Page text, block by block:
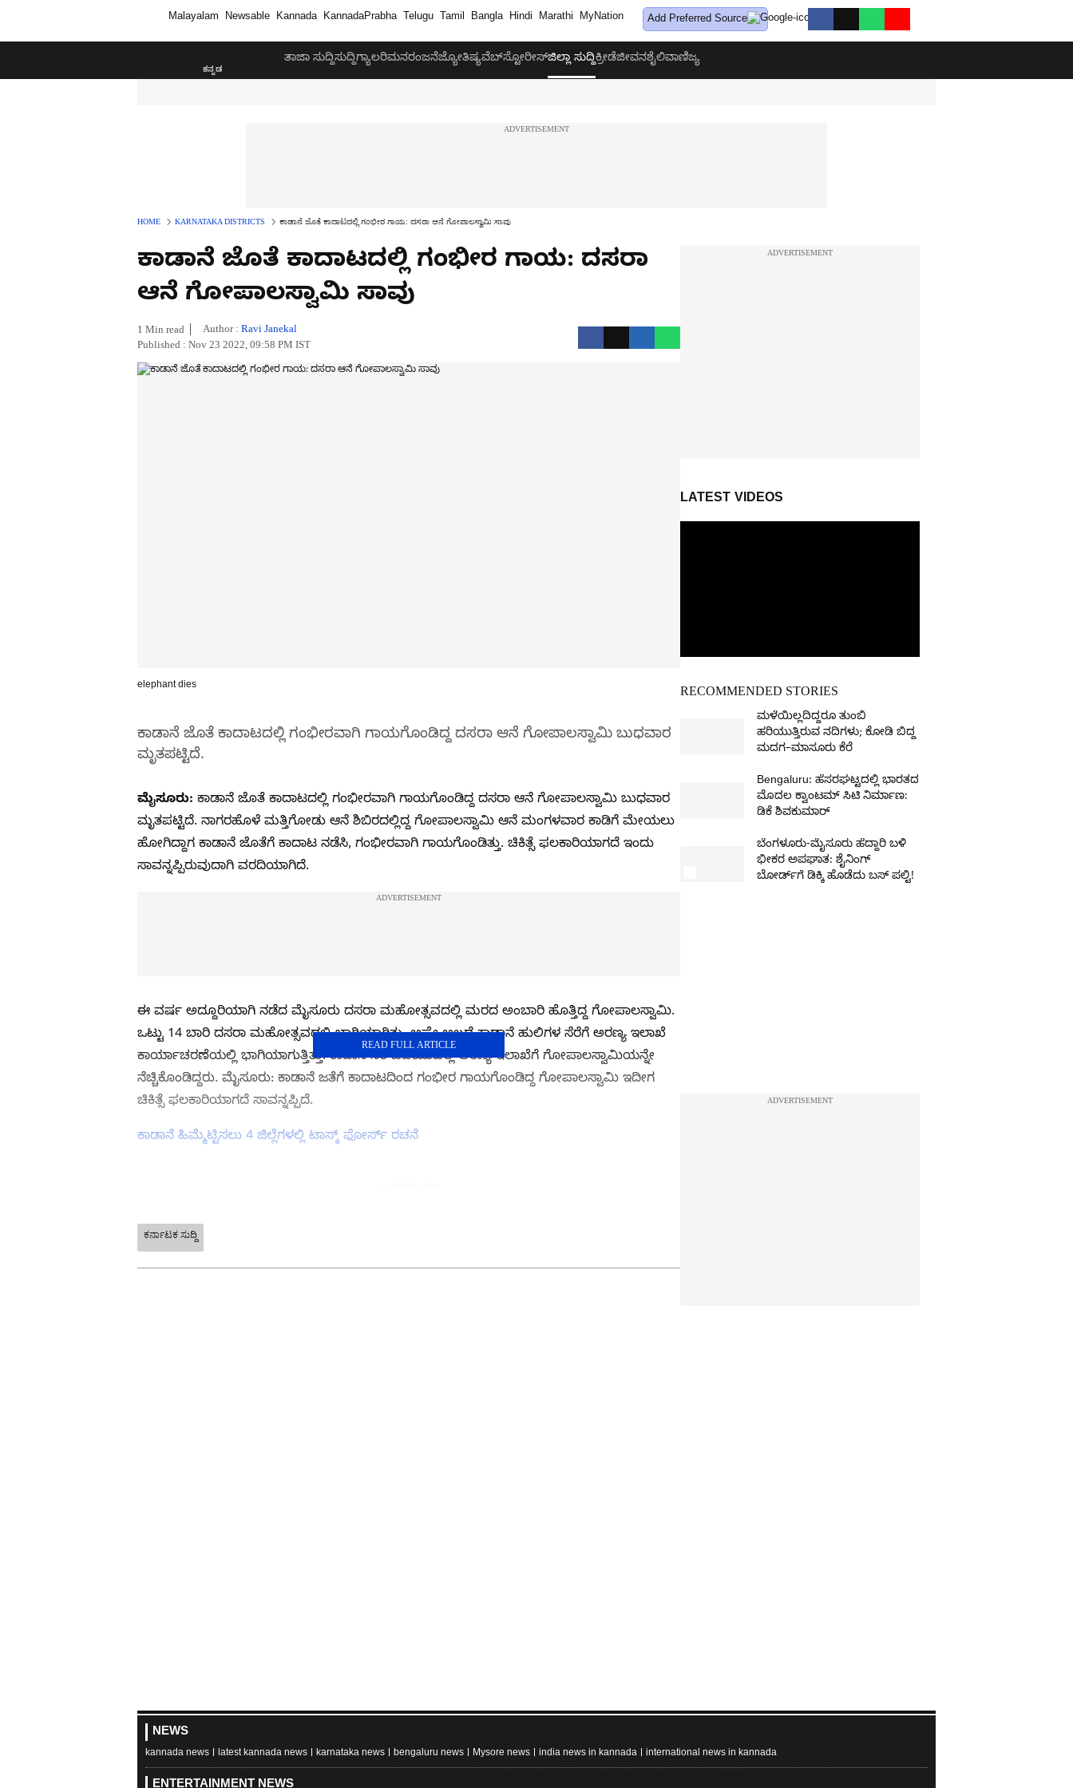
Malayalam Newsable Kannada KannadaPrabha Telugu Tamil Bangla Hindi Marathi MyNation Add Preferred Source
ತಾಜಾ ಸುದ್ದಿಸುದ್ದಿಗ್ಯಾಲರಿಮನರಂಜನೆಜ್ಯೋತಿಷ್ಯವೆಬ್‌ಸ್ಟೋರೀಸ್ಜಿಲ್ಲಾ ಸುದ್ದಿಕ್ರೀಡೆಜೀವನಶೈಲಿವಾಣಿಜ್ಯ
HOME KARNATAKA DISTRICTS ಕಾಡಾನೆ ಜೊತೆ ಕಾದಾಟದಲ್ಲಿ ಗಂಭೀರ ಗಾಯ: ದಸರಾ ಆನೆ ಗೋಪಾಲಸ್ವಾಮಿ ಸಾವು
ಕಾಡಾನೆ ಜೊತೆ ಕಾದಾಟದಲ್ಲಿ ಗಂಭೀರ ಗಾಯ: ದಸರಾ
ಆನೆ ಗೋಪಾಲಸ್ವಾಮಿ ಸಾವು
1 Min read Author : Ravi Janekal
Published : Nov 23 2022, 09:58 PM IST
elephant dies
ಕಾಡಾನೆ ಜೊತೆ ಕಾದಾಟದಲ್ಲಿ ಗಂಭೀರವಾಗಿ ಗಾಯಗೊಂಡಿದ್ದ ದಸರಾ ಆನೆ ಗೋಪಾಲಸ್ವಾಮಿ ಬುಧವಾರ
ಮೃತಪಟ್ಟಿದೆ.
ಮೈಸೂರು: ಕಾಡಾನೆ ಜೊತೆ ಕಾದಾಟದಲ್ಲಿ ಗಂಭೀರವಾಗಿ ಗಾಯಗೊಂಡಿದ್ದ ದಸರಾ ಆನೆ ಗೋಪಾಲಸ್ವಾಮಿ ಬುಧವಾರ
ಮೃತಪಟ್ಟಿದೆ. ನಾಗರಹೊಳೆ ಮತ್ತಿಗೋಡು ಆನೆ ಶಿಬಿರದಲ್ಲಿದ್ದ ಗೋಪಾಲಸ್ವಾಮಿ ಆನೆ ಮಂಗಳವಾರ ಕಾಡಿಗೆ ಮೇಯಲು
ಹೋಗಿದ್ದಾಗ ಕಾಡಾನೆ ಜೊತೆಗೆ ಕಾದಾಟ ನಡೆಸಿ, ಗಂಭೀರವಾಗಿ ಗಾಯಗೊಂಡಿತ್ತು. ಚಿಕಿತ್ಸೆ ಫಲಕಾರಿಯಾಗದೆ ಇಂದು
ಸಾವನ್ನಪ್ಪಿರುವುದಾಗಿ ವರದಿಯಾಗಿದೆ.
ಈ ವರ್ಷ ಅದ್ದೂರಿಯಾಗಿ ನಡೆದ ಮೈಸೂರು ದಸರಾ ಮಹೋತ್ಸವದಲ್ಲಿ ಮರದ ಅಂಬಾರಿ ಹೊತ್ತಿದ್ದ ಗೋಪಾಲಸ್ವಾಮಿ.
ಒಟ್ಟು 14 ಬಾರಿ ದಸರಾ ಮಹೋತ್ಸವದಲ್ಲಿ ಭಾಗಿಯಾಗಿತ್ತು. ಅಷ್ಟೇ ಅಲ್ಲದೆ ಕಾಡಾನೆ ಹುಲಿಗಳ ಸೆರೆಗೆ ಅರಣ್ಯ ಇಲಾಖೆ
ಕಾರ್ಯಾಚರಣೆಯಲ್ಲಿ ಭಾಗಿಯಾಗುತ್ತಿತ್ತು. ಕಾಡಾನೆ ಸೆರೆ ಹಿಡಿಯುವಲ್ಲಿ ಅರಣ್ಯ ಇಲಾಖೆಗೆ ಗೋಪಾಲಸ್ವಾಮಿಯನ್ನೇ
ನೆಚ್ಚಿಕೊಂಡಿದ್ದರು. ಮೈಸೂರು: ಕಾಡಾನೆ ಜತೆಗೆ ಕಾದಾಟದಿಂದ ಗಂಭೀರ ಗಾಯಗೊಂಡಿದ್ದ ಗೋಪಾಲಸ್ವಾಮಿ ಇದೀಗ
ಚಿಕಿತ್ಸೆ ಫಲಕಾರಿಯಾಗದೆ ಸಾವನ್ನಪ್ಪಿದೆ.
ಕಾಡಾನೆ ಹಿಮ್ಮೆಟ್ಟಿಸಲು 4 ಜಿಲ್ಲೆಗಳಲ್ಲಿ ಟಾಸ್ಕ್ ಫೋರ್ಸ್ ರಚನೆ
READ FULL ARTICLE
ABOUT THE AUTHOR
ಕರ್ನಾಟಕ ಸುದ್ದಿ
LATEST VIDEOS
RECOMMENDED STORIES
ಮಳೆಯಿಲ್ಲದಿದ್ದರೂ ತುಂಬಿ
ಹರಿಯುತ್ತಿರುವ ನದಿಗಳು; ಕೋಡಿ ಬಿದ್ದ
ಮದಗ–ಮಾಸೂರು ಕೆರೆ
Bengaluru: ಹೆಸರಘಟ್ಟದಲ್ಲಿ ಭಾರತದ
ಮೊದಲ ಕ್ವಾಂಟಮ್ ಸಿಟಿ ನಿರ್ಮಾಣ:
ಡಿಕೆ ಶಿವಕುಮಾರ್
ಬೆಂಗಳೂರು-ಮೈಸೂರು ಹೆದ್ದಾರಿ ಬಳಿ
ಭೀಕರ ಅಪಘಾತ: ಶೈನಿಂಗ್
ಬೋರ್ಡ್‌ಗೆ ಡಿಕ್ಕಿ ಹೊಡೆದು ಬಸ್ ಪಲ್ಟಿ!
NEWS
kannada news latest kannada news karnataka news bengaluru news Mysore news india news in kannada international news in kannada